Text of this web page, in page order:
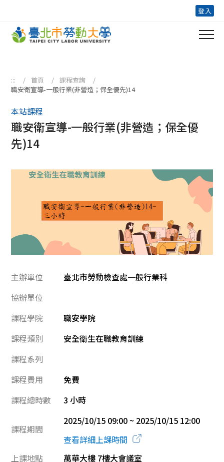
登入
::: 首頁
課程查詢
職安衛宣導-一般行業(非營造；保全優先)14
本站課程
職安衛宣導-一般行業(非營造；保全優
先)14
主辦單位
臺北市勞動檢查處一般行業科
協辦單位
課程學院
職安學院
課程類別
安全衛生在職教育訓練
課程系列
課程費用
免費
課程總時數
3 小時
課程期間
2025/10/15 09:00 ~ 2025/10/15 12:00
查看詳細上課時間
上課地點
萬華大樓 7樓大會議室